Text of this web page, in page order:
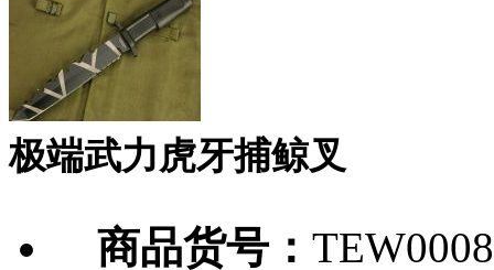
极端武力虎牙捕鲸叉
商品货号：